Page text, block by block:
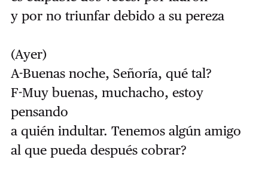
y por no triunfar debido a su pereza
(Ayer)
A-Buenas noche, Señoría, qué tal?
F-Muy buenas, muchacho, estoy
pensando
a quién indultar. Tenemos algún amigo
al que pueda después cobrar?